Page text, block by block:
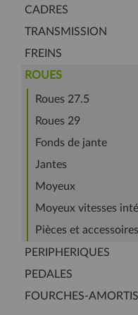
CADRES
TRANSMISSION
FREINS
ROUES
Roues 27.5
Roues 29
Fonds de jante
Jantes
Moyeux
Moyeux vitesses
Pièces et
PERIPHERIQUES
PEDALES
FOURCHES-